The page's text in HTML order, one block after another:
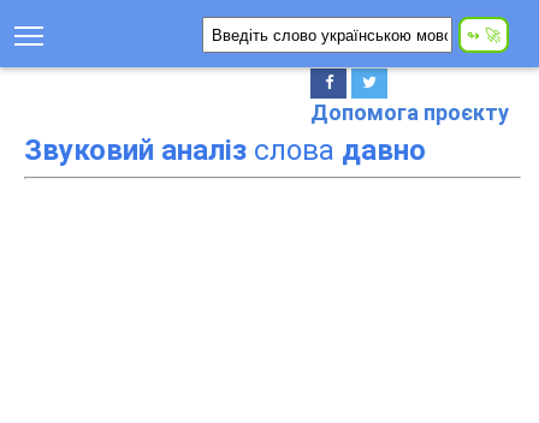
Допомога проєкту
Звуковий аналіз слова давно